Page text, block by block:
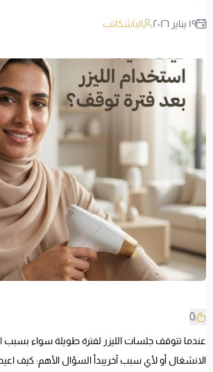
١٩ يناير ٢٠٢٦ الباشكاتب
0
عندما تتوقف جلسات الليزر لفترة طويلة سواء بسبب
الانشغال أو لأي سبب آخريبدأ السؤال الأهم: كيف اعيد